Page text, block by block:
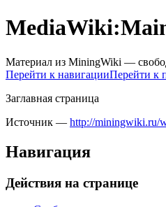
Материал из MiningWiki —
Перейти к навигацииПерейти к
Заглавная страница
Источник — http://miningwiki.ru/
Навигация
Действия на странице